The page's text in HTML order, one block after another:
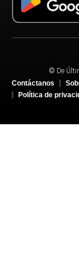
© De
Contáctanos
Política de